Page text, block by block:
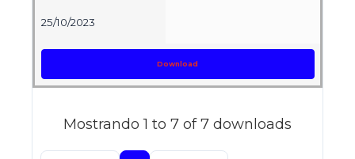
25/10/2023
Download
Mostrando 1 to 7 of 7 downloads